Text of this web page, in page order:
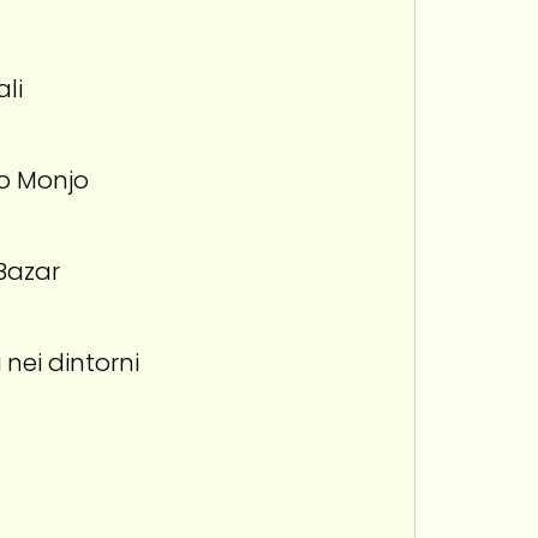
Monjo
dintorni